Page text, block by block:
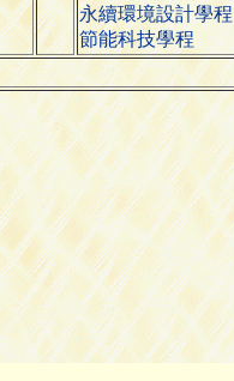
永續環境設計學程
節能科技學程